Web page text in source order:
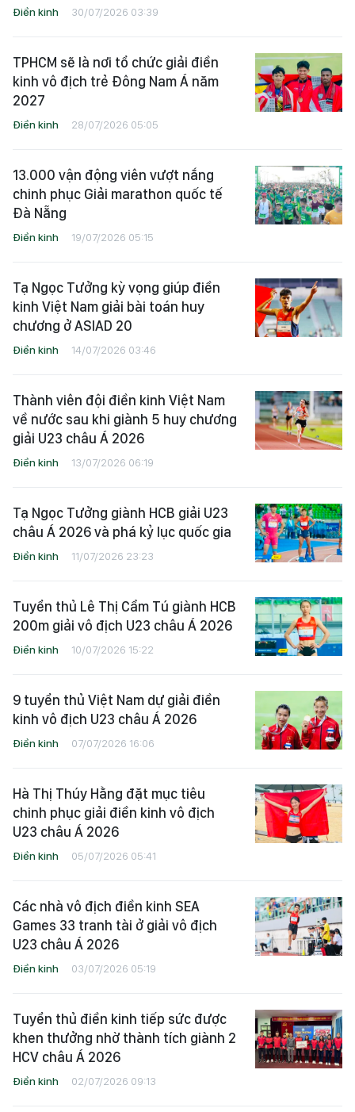
Điền kinh 30/07/2026 03:39
TPHCM sẽ là nơi tổ chức giải điền
kinh vô địch trẻ Đông Nam Á năm
2027
Điền kinh 28/07/2026 05:05
13.000 vận động viên vượt nắng
chinh phục Giải marathon quốc tế
Đà Nẵng
Điền kinh 19/07/2026 05:15
Tạ Ngọc Tưởng kỳ vọng giúp điền
kinh Việt Nam giải bài toán huy
chương ở ASIAD 20
Điền kinh 14/07/2026 03:46
Thành viên đội điền kinh Việt Nam
về nước sau khi giành 5 huy chương
giải U23 châu Á 2026
Điền kinh 13/07/2026 06:19
Tạ Ngọc Tưởng giành HCB giải U23
châu Á 2026 và phá kỷ lục quốc gia
Điền kinh 11/07/2026 23:23
Tuyển thủ Lê Thị Cẩm Tú giành HCB
200m giải vô địch U23 châu Á 2026
Điền kinh 10/07/2026 15:22
9 tuyển thủ Việt Nam dự giải điền
kinh vô địch U23 châu Á 2026
Điền kinh 07/07/2026 16:06
Hà Thị Thúy Hằng đặt mục tiêu
chinh phục giải điền kinh vô địch
U23 châu Á 2026
Điền kinh 05/07/2026 05:41
Các nhà vô địch điền kinh SEA
Games 33 tranh tài ở giải vô địch
U23 châu Á 2026
Điền kinh 03/07/2026 05:19
Tuyển thủ điền kinh tiếp sức được
khen thưởng nhờ thành tích giành 2
HCV châu Á 2026
Điền kinh 02/07/2026 09:13